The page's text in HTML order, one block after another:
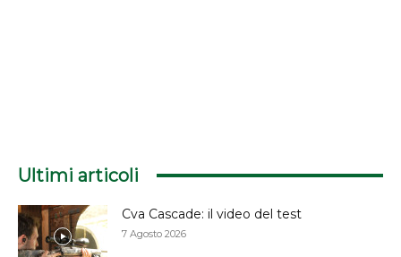
Ultimi articoli
Cva Cascade: il video del test
7 Agosto 2026